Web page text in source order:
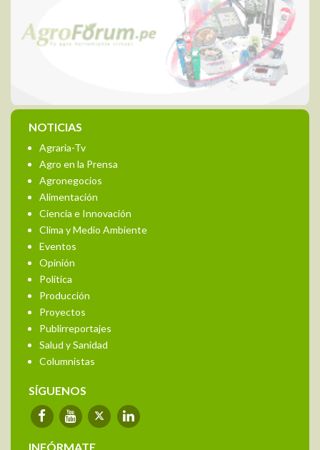
NOTICIAS
Agraria-Tv
Agro en la Prensa
Agronegocios
Alimentación
Ciencia e Innovación
Clima y Medio Ambiente
Eventos
Opinión
Política
Producción
Proyectos
Publirreportajes
Salud y Sanidad
Columnistas
SÍGUENOS
INFÓRMATE